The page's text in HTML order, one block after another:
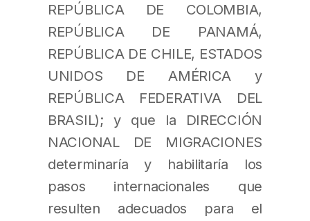
REPÚBLICA DE COLOMBIA,
REPÚBLICA DE PANAMÁ,
REPÚBLICA DE CHILE, ESTADOS
UNIDOS DE AMÉRICA y
REPÚBLICA FEDERATIVA DEL
BRASIL); y que la DIRECCIÓN
NACIONAL DE MIGRACIONES
determinaría y habilitaría los
pasos internacionales que
resulten adecuados para el